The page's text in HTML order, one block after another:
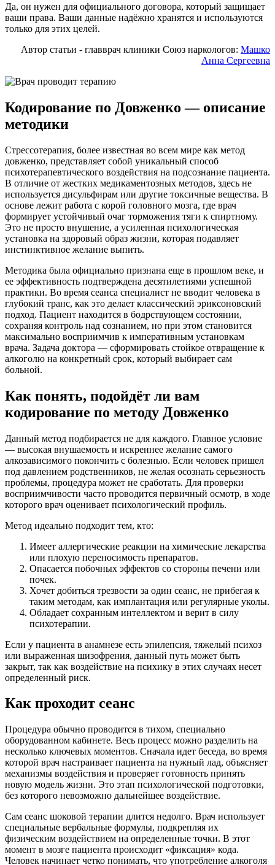
Да, он нужен для официального договора, который защищает
ваши права. Ваши данные надёжно хранятся и используются
только для этих целей.
Автор статьи - главврач клиники Союз наркологов: Машко
Анна Сергеевна
Кодирование по Довженко — описание
методики
Стрессотерапия, более известная во всем мире как метод
довженко, представляет собой уникальный способ
психотерапевтического воздействия на подсознание пациента.
В отличие от жестких медикаментозных методов, здесь не
используется дисульфирам или другие токсичные вещества. В
основе лежит работа с корой головного мозга, где врач
формирует устойчивый очаг торможения тяги к спиртному.
Это не просто внушение, а усиленная психологическая
установка на здоровый образ жизни, которая подавляет
инстинктивное желание выпить.
Методика была официально признана еще в прошлом веке, и
ее эффективность подтверждена десятилетиями успешной
практики. Во время сеанса специалист не вводит человека в
глубокий транс, как это делает классический эриксоновский
подход. Пациент находится в бодрствующем состоянии,
сохраняя контроль над сознанием, но при этом становится
максимально восприимчив к императивным установкам
врача. Задача доктора — сформировать стойкое отвращение к
алкоголю на конкретный срок, который выбирает сам
больной.
Как понять, подойдёт ли вам
кодирование по методу Довженко
Данный метод подбирается не для каждого. Главное условие
— высокая внушаемость и искреннее желание самого
алкозависимого покончить с болезнью. Если человек пришел
под давлением родственников, не желая осознать серьезность
проблемы, процедура может не сработать. Для проверки
восприимчивости часто проводится первичный осмотр, в ходе
которого врач оценивает психологический профиль.
Метод идеально подходит тем, кто:
Имеет аллергические реакции на химические лекарства
или плохую переносимость препаратов.
Опасается побочных эффектов со стороны печени или
почек.
Хочет добиться трезвости за один сеанс, не прибегая к
таким методам, как имплантация или регулярные уколы.
Обладает сохранным интеллектом и верит в силу
психотерапии.
Если у пациента в анамнезе есть эпилепсия, тяжелый психоз
или выраженная шизофрения, данный путь может быть
закрыт, так как воздействие на психику в этих случаях несет
определенный риск.
Как проходит сеанс
Процедура обычно проводится в тихом, специально
оборудованном кабинете. Весь процесс можно разделить на
несколько ключевых моментов. Сначала идет беседа, во время
которой врач настраивает пациента на нужный лад, объясняет
механизмы воздействия и проверяет готовность принять
новую модель жизни. Это этап психологической подготовки,
без которого невозможно дальнейшее воздействие.
Сам сеанс шоковой терапии длится недолго. Врач использует
специальные вербальные формулы, подкрепляя их
физическим воздействием на определенные точки. В этот
момент в мозге пациента происходит «фиксация» кода.
Человек начинает четко понимать, что употребление алкоголя